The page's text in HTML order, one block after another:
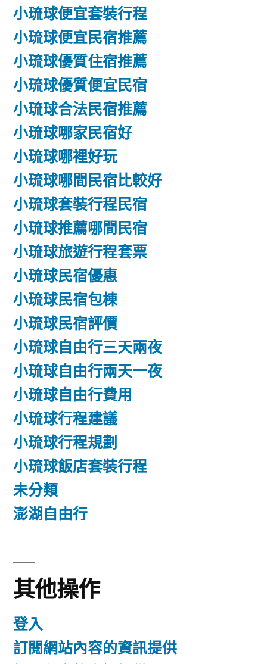
小琉球便宜套裝行程
小琉球便宜民宿推薦
小琉球優質住宿推薦
小琉球優質便宜民宿
小琉球合法民宿推薦
小琉球哪家民宿好
小琉球哪裡好玩
小琉球哪間民宿比較好
小琉球套裝行程民宿
小琉球推薦哪間民宿
小琉球旅遊行程套票
小琉球民宿優惠
小琉球民宿包棟
小琉球民宿評價
小琉球自由行三天兩夜
小琉球自由行兩天一夜
小琉球自由行費用
小琉球行程建議
小琉球行程規劃
小琉球飯店套裝行程
未分類
澎湖自由行
其他操作
登入
訂閱網站內容的資訊提供